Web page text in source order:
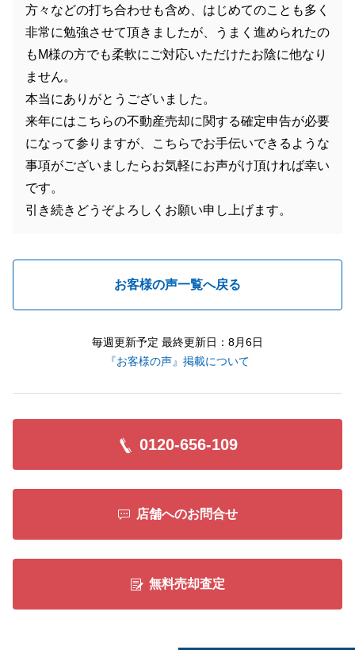
方々などの打ち合わせも含め、はじめてのことも多く
非常に勉強させて頂きましたが、うまく進められたの
もM様の方でも柔軟にご対応いただけたお陰に他なり
ません。
本当にありがとうございました。
来年にはこちらの不動産売却に関する確定申告が必要
になって参りますが、こちらでお手伝いできるような
事項がございましたらお気軽にお声がけ頂ければ幸い
です。
引き続きどうぞよろしくお願い申し上げます。
お客様の声一覧へ戻る
毎週更新予定 最終更新日：8月6日
『お客様の声』掲載について
0120-656-109
店舗へのお問合せ
無料売却査定